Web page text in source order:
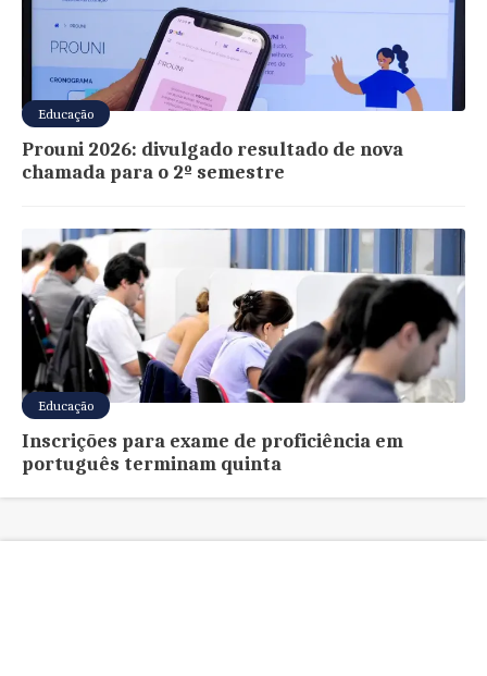
Educação
Prouni 2026: divulgado resultado de nova
chamada para o 2º semestre
Educação
Inscrições para exame de proficiência em
português terminam quinta